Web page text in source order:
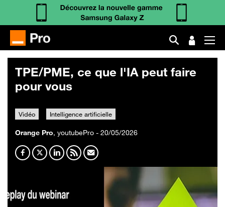
TPE/PME, ce que l'IA peut faire
pour vous
Vidéo Intelligence artificielle
Orange Pro, youtubePro - 20/05/2026